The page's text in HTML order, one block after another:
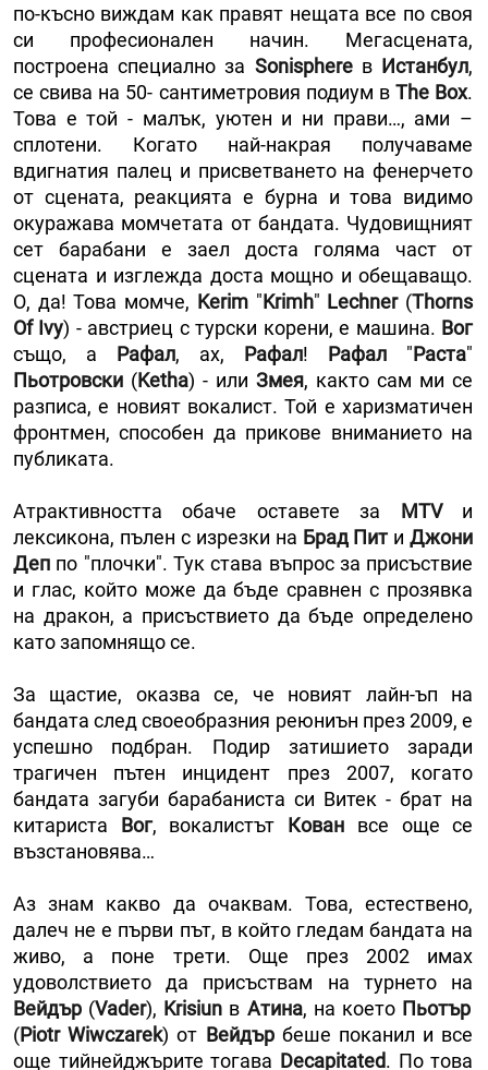
по-късно виждам как правят нещата все по своя
си професионален начин. Мегасцената,
построена специално за Sonisphereв Истанбул,
се свива на 50- сантиметровия подиум вThe Box.
Това е той - малък, уютен и ни прави…, ами –
сплотени. Когато най-накрая получаваме
вдигнатия палец и присветването на фенерчето
от сцената, реакцията е бурна и това видимо
окуражава момчетата от бандата. Чудовищният
сет барабани е заел доста голяма част от
сцената и изглежда доста мощно и обещаващо.
О, да! Това момче, Kerim"Krimh" Lechner(Thorns
Оf Ivy) - австриец с турски корени, е машина. Вог
също, а Рафал, ах, Рафал! Рафал "Раста"
Пьотровски (Ketha) - илиЗмея, както сам ми се
разписа, е новият вокалист. Той е харизматичен
фронтмен, способен да прикове вниманието на
публиката.
Атрактивността обаче оставете за МTV и
лексикона, пълен с изрезки на Брад Пит иДжони
Деп по "плочки". Тук става въпрос за присъствие
и глас, който може да бъде сравнен с прозявка
на дракон, а присъствието да бъде определено
като запомнящо се.
За щастие, оказва се, че новият лайн-ъп на
бандата след своеобразния реюниън през 2009, е
успешно подбран. Подир затишието заради
трагичен пътен инцидент през 2007, когато
бандата загуби барабаниста си Витек - брат на
китариста Вог, вокалистът Кован все още се
възстановява…
Аз знам какво да очаквам. Това, естествено,
далеч не е първи път, в който гледам бандата на
живо, а поне трети. Още през 2002 имах
удоволствието да присъствам на турнето на
Вейдър (Vader), Krisiun в Атина, на което Пьотър
(Piotr Wiwczarek) от Вейдърбеше поканил и все
още тийнейджърите тогава Decapitated. По това